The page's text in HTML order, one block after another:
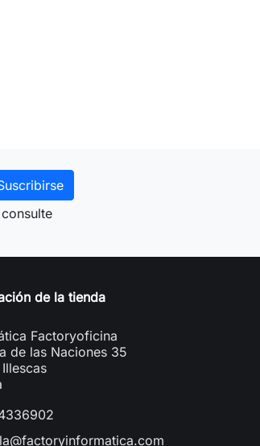
de la tienda
Factoryoficina
de las Naciones 35